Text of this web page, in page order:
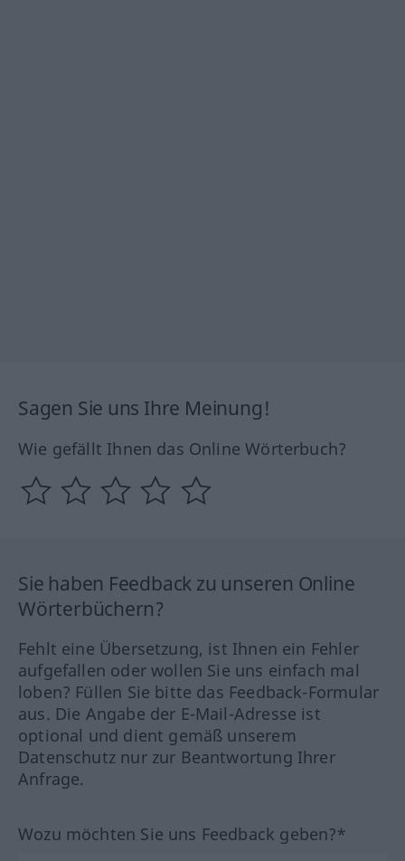
Sagen Sie uns Ihre Meinung!
Wie gefällt Ihnen das Online Wörterbuch?
Sie haben Feedback zu unseren Online
Wörterbüchern?
Fehlt eine Übersetzung, ist Ihnen ein Fehler
aufgefallen oder wollen Sie uns einfach mal
loben? Füllen Sie bitte das Feedback-Formular
aus. Die Angabe der E-Mail-Adresse ist
optional und dient gemäß unserem
Datenschutz nur zur Beantwortung Ihrer
Anfrage.
Wozu möchten Sie uns Feedback geben?*